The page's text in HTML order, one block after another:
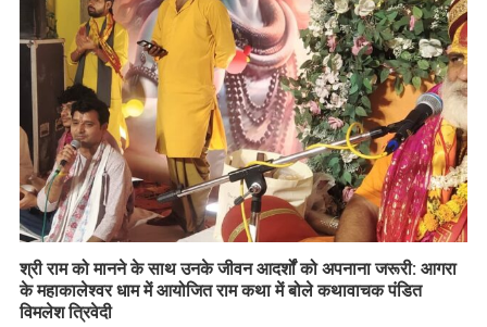
​श्री राम को मानने के साथ उनके जीवन आदर्शों को अपनाना जरूरी: आगरा
के महाकालेश्वर धाम में आयोजित राम कथा में बोले कथावाचक पंडित
विमलेश त्रिवेदी